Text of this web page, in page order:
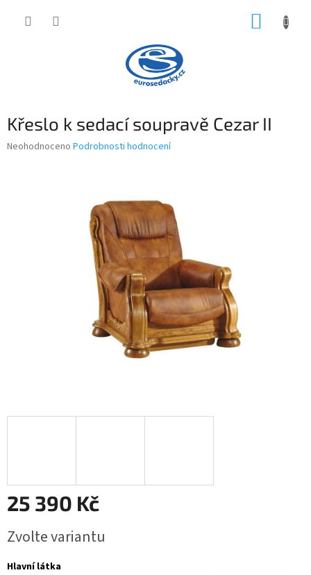
Křeslo k sedací soupravě Cezar II
Průměrné
Neohodnoceno Podrobnosti hodnocení
25 390 Kč
cena:
Zvolte variantu
Hlavní látka